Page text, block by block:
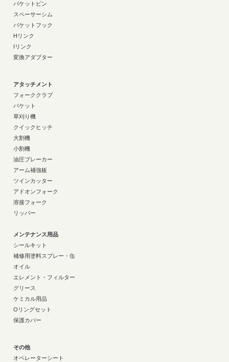
バケットピン
スペーサーシム
バケットフック
Hリンク
Iリンク
変換アダプター
アタッチメント
フォーククラブ
バケット
草刈り機
クイックヒッチ
大割機
小割機
油圧ブレーカー
アーム補強板
ツインカッター
アドオンフォーク
溶接フォーク
リッパー
メンテナンス用品
シールキット
補修用塗料スプレー・缶
オイル
エレメント・フィルター
グリース
ケミカル用品
Oリングセット
保護カバー
その他
オペレーターシート